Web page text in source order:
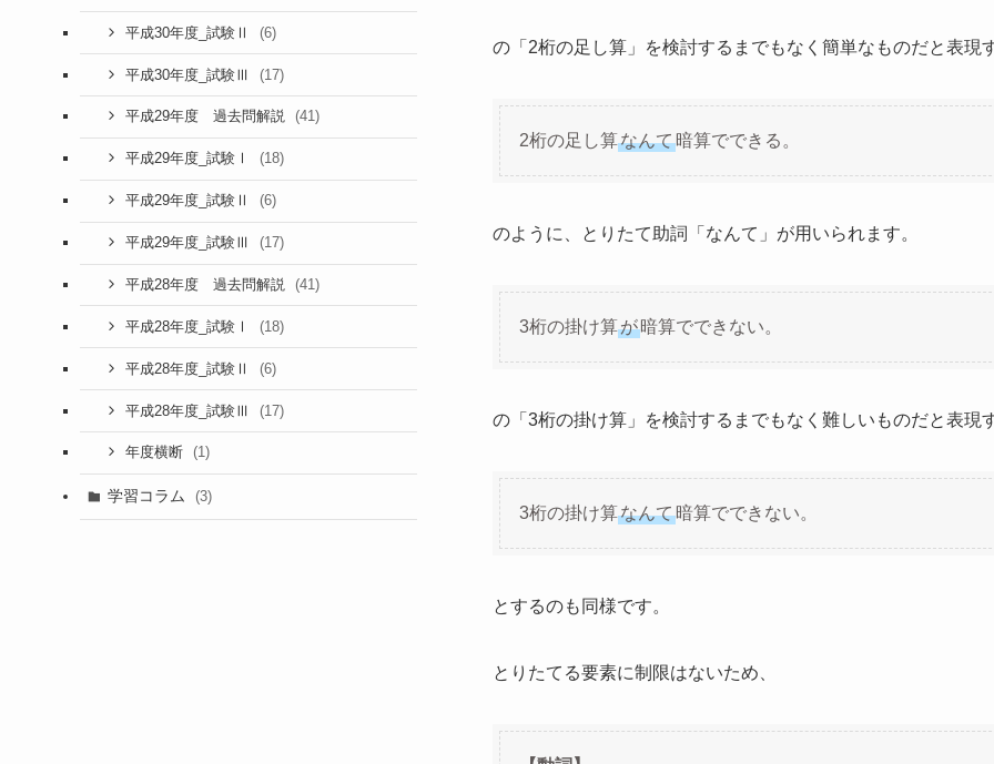
の「2桁の足し算」を検討するまでもなく簡単なものだと表現
2桁の足し算なんて暗算でできる。
のように、とりたて助詞「なんて」が用いられます。
3桁の掛け算が暗算でできない。
の「3桁の掛け算」を検討するまでもなく難しいものだと表現
3桁の掛け算なんて暗算でできない。
とするのも同様です。
とりたてる要素に制限はないため、
平成30年度_試験Ⅱ (6)
平成30年度_試験Ⅲ (17)
平成29年度 過去問解説 (41)
平成29年度_試験Ⅰ (18)
平成29年度_試験Ⅱ (6)
平成29年度_試験Ⅲ (17)
平成28年度 過去問解説 (41)
平成28年度_試験Ⅰ (18)
平成28年度_試験Ⅱ (6)
平成28年度_試験Ⅲ (17)
年度横断 (1)
学習コラム (3)